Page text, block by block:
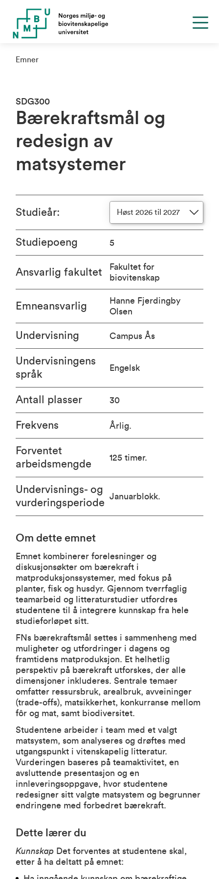
Emner
SDG300
Bærekraftsmål og
redesign av
matsystemer
Om dette emnet
Emnet kombinerer forelesninger og
diskusjonsøkter om bærekraft i
matproduksjonssystemer, med fokus på
planter, fisk og husdyr. Gjennom tverrfaglig
teamarbeid og litteraturstudier utfordres
studentene til å integrere kunnskap fra hele
studieforløpet sitt.
FNs bærekraftsmål settes i sammenheng med
muligheter og utfordringer i dagens og
framtidens matproduksjon. Et helhetlig
perspektiv på bærekraft utforskes, der alle
dimensjoner inkluderes. Sentrale temaer
omfatter ressursbruk, arealbruk, avveininger
(trade-offs), matsikkerhet, konkurranse mellom
fôr og mat, samt biodiversitet.
Studentene arbeider i team med et valgt
matsystem, som analyseres og drøftes med
utgangspunkt i vitenskapelig litteratur.
Vurderingen baseres på teamaktivitet, en
avsluttende presentasjon og en
innleveringsoppgave, hvor studentene
redesigner sitt valgte matsystem og begrunner
endringene med forbedret bærekraft.
Dette lærer du
Kunnskap Det forventes at studentene skal,
etter å ha deltatt på emnet:
Studieår: Høst 2026 til 2027
Studiepoeng 5
Ansvarlig fakultet
Fakultet for
biovitenskap
Emneansvarlig
Hanne Fjerdingby
Olsen
Undervisning Campus Ås
Undervisningens
språk
Engelsk
Antall plasser 30
Frekvens Årlig.
Forventet
arbeidsmengde
125 timer.
Undervisnings- og
vurderingsperiode
Januarblokk.